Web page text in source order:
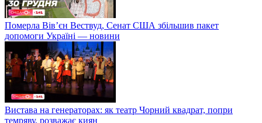
Померла Вівʼєн Вествуд, Сенат США збільшив пакет
допомоги Україні — новини
Вистава на генераторах: як театр Чорний квадрат, попри
темряву, розважає киян